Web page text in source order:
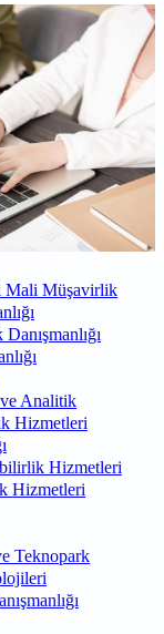
Mali Müşavirlik
Analitik
Hizmetleri
Hizmetleri
Hizmetleri
Teknopark